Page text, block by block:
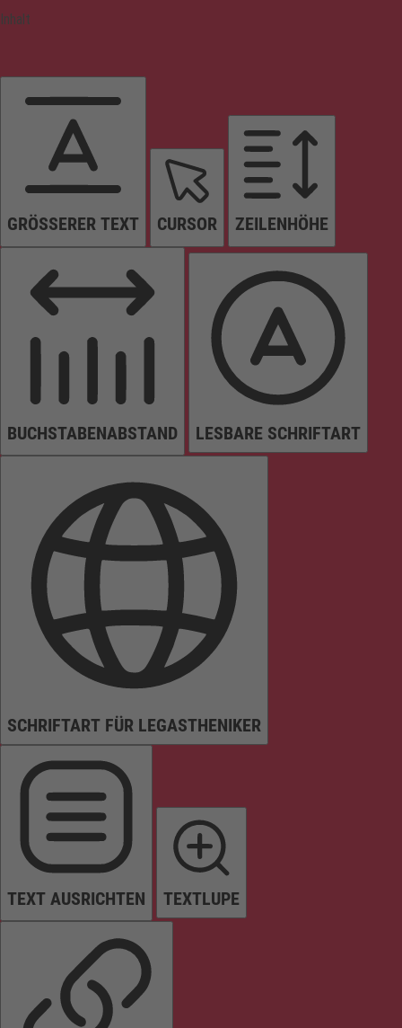
Inhalt
GRÖSSERER TEXT CURSOR ZEILENHÖHE
BUCHSTABENABSTAND LESBARE SCHRIFTART
SCHRIFTART FÜR LEGASTHENIKER
TEXT AUSRICHTEN TEXTLUPE